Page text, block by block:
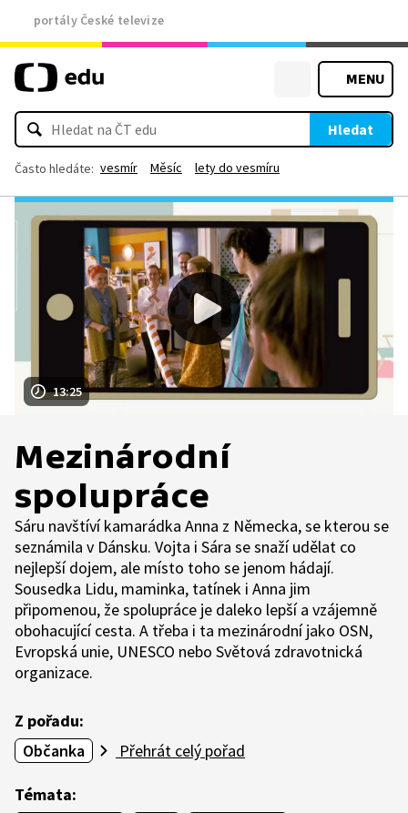
portály České televize
MENU
Hledat
Často hledáte: vesmír Měsíc lety do vesmíru
13:25
Mezinárodní
spolupráce
Sáru navštíví kamarádka Anna z Německa, se kterou se
seznámila v Dánsku. Vojta i Sára se snaží udělat co
nejlepší dojem, ale místo toho se jenom hádají.
Sousedka Lidu, maminka, tatínek i Anna jim
připomenou, že spolupráce je daleko lepší a vzájemně
obohacující cesta. A třeba i ta mezinárodní jako OSN,
Evropská unie, UNESCO nebo Světová zdravotnická
organizace.
Z pořadu:
Občanka
Přehrát celý pořad
Témata: